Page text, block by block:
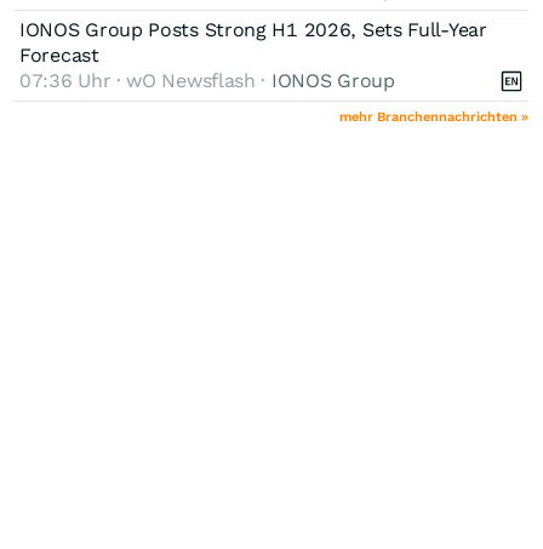
IONOS Group Posts Strong H1 2026, Sets Full-Year
Forecast
07:36 Uhr · wO Newsflash · IONOS Group
mehr Branchennachrichten »